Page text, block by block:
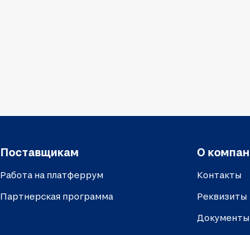
Поставщикам
Работа на платферрум
Партнерская программа
О
Контакты
Реквизиты
Документы